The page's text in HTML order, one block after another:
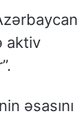
aktiv
əsasını